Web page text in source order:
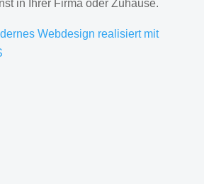
in Ihrer Firma oder Zuhause.
Webdesign realisiert mit